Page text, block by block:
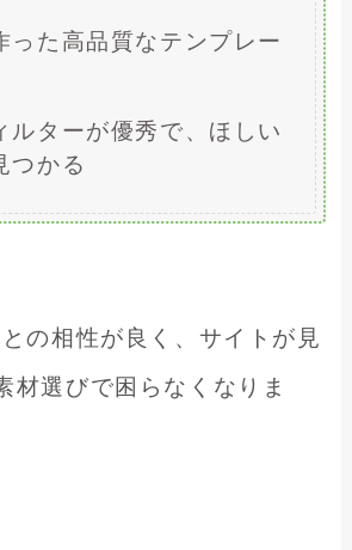
った高品質なテンプレー
ルターが優秀で、ほしい
つかる
の相性が良く、サイトが見
材選びで困らなくなりま